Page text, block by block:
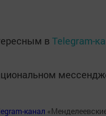
в Telegram-
канал